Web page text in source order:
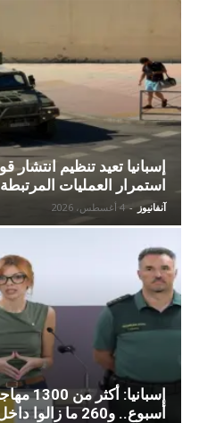
إسبانيا تعيد تنظيم انتشار
استمرار العمليات
آنفانيوز - 4 أغسطس، 2026
إسبانيا:
أسبوع.. و260 ما زالوا داخل المدينة